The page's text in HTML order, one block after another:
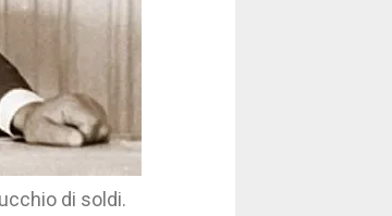
di soldi.